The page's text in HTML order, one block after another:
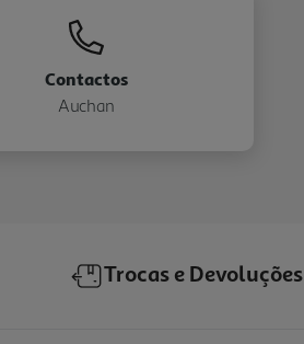
Contactos
Auchan
Trocas e Devoluções